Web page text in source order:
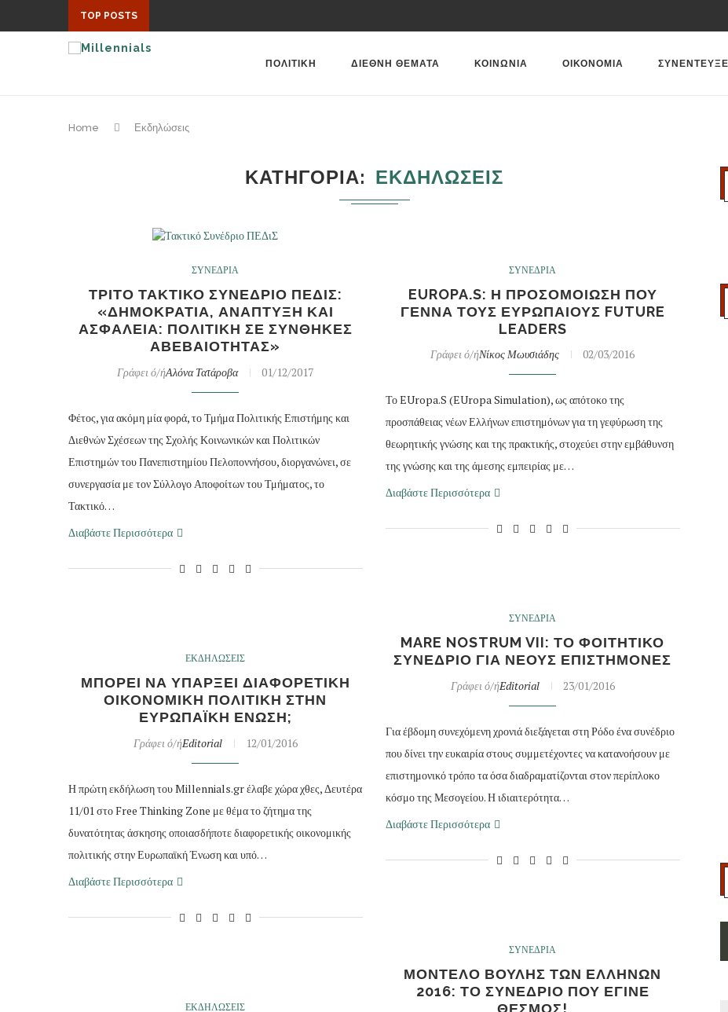
TOP POSTS
ΠΟΛΙΤΙΚΗ ΔΙΕΘΝΗ ΘΕΜΑΤΑ ΚΟΙΝΩΝΙΑ ΟΙΚΟΝΟΜΙΑ
Home Εκδηλώσεις
ΚΑΤΗΓΟΡΙΑ ΕΚΔΗΛΩΣΕΙΣ
ΣΥΝΕΔΡΙΑ
ΤΡΙΤΟ ΤΑΚΤΙΚΟ ΣΥΝΕΔΡΙΟ ΠΕΔΙΣ:
«ΔΗΜΟΚΡΑΤΙΑ, ΑΝΑΠΤΥΞΗ ΚΑΙ
ΑΣΦΑΛΕΙΑ: ΠΟΛΙΤΙΚΗ ΣΕ ΣΥΝΘΗΚΕΣ
ΑΒΕΒΑΙΟΤΗΤΑΣ»
Γράφει ό/ήΑλόνα Τατάροβα 01/12/2017
Φέτος, για ακόμη μία φορά, το Τμήμα Πολιτικής Επιστήμης και
Διεθνών Σχέσεων της Σχολής Κοινωνικών και Πολιτικών
Επιστημών του Πανεπιστημίου Πελοποννήσου, διοργανώνει, σε
συνεργασία με τον Σύλλογο Αποφοίτων του Τμήματος, το
Τακτικό…
Διαβάστε Περισσότερα
ΣΥΝΕΔΡΙΑ
EUROPA.S: Η ΠΡΟΣΟΜΟΙΩΣΗ ΠΟΥ
ΓΕΝΝΑ ΤΟΥΣ ΕΥΡΩΠΑΙΟΥΣ FUTURE
LEADERS
Γράφει ό/ήΝίκος Μωυσιάδης 02/03/2016
Το EUropa.S (EUropa Simulation), ως απότοκο της
προσπάθειας νέων Ελλήνων επιστημόνων για τη γεφύρωση της
θεωρητικής γνώσης και της πρακτικής, στοχεύει στην εμβάθυνση
της γνώσης και της άμεσης εμπειρίας με…
Διαβάστε Περισσότερα
ΣΥΝΕΔΡΙΑ
MARE NOSTRUM VII: ΤΟ ΦΟΙΤΗΤΙΚΟ
ΣΥΝΕΔΡΙΟ ΓΙΑ ΝΕΟΥΣ ΕΠΙΣΤΗΜΟΝΕΣ
Γράφει ό/ήEditorial 23/01/2016
Για έβδομη συνεχόμενη χρονιά διεξάγεται στη Ρόδο ένα συνέδριο
που δίνει την ευκαιρία στους συμμετέχοντες να κατανοήσουν με
επιστημονικό τρόπο τα όσα διαδραματίζονται στον περίπλοκο
κόσμο της Μεσογείου. Η ιδιαιτερότητα…
Διαβάστε Περισσότερα
ΕΚΔΗΛΩΣΕΙΣ
ΜΠΟΡΕΙ ΝΑ ΥΠΑΡΞΕΙ ΔΙΑΦΟΡΕΤΙΚΗ
ΟΙΚΟΝΟΜΙΚΗ ΠΟΛΙΤΙΚΗ ΣΤΗΝ
ΕΥΡΩΠΑΪΚΗ ΕΝΩΣΗ;
Γράφει ό/ήEditorial 12/01/2016
Η πρώτη εκδήλωση του Millennials.gr έλαβε χώρα χθες, Δευτέρα
11/01 στο Free Thinking Zone με θέμα το ζήτημα της
δυνατότητας άσκησης οποιασδήποτε διαφορετικής οικονομικής
πολιτικής στην Ευρωπαϊκή Ένωση και υπό…
Διαβάστε Περισσότερα
ΣΥΝΕΔΡΙΑ
ΜΟΝΤΕΛΟ ΒΟΥΛΗΣ ΤΩΝ ΕΛΛΗΝΩΝ
2016: ΤΟ ΣΥΝΕΔΡΙΟ ΠΟΥ ΕΓΙΝΕ
ΘΕΣΜΟΣ!
ΕΚΔΗΛΩΣΕΙΣ